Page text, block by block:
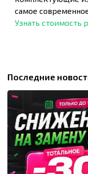
самое
Узнать стоимость
Последние